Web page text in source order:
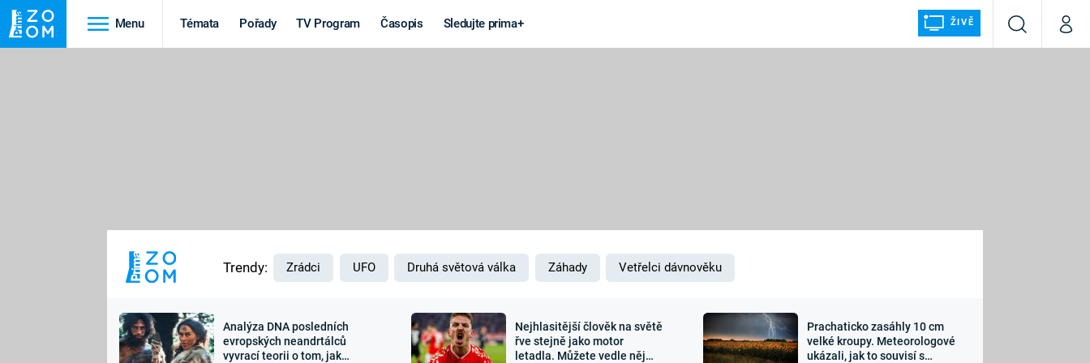
Menu Témata Pořady TV Program Časopis Sledujte prima+ ŽIVĚ
VyhledáváníMůj
MARS
Výročí
Záhady a
Zajímavosti Sledujte nás
Trendy: Zrádci UFO Druhá světová válka Záhady Vetřelci dávnověku
Analýza DNA posledních
evropských neandrtálců
vyvrací teorii o tom, jak
Nejhlasitější člověk na světě
řve stejně jako motor
letadla. Můžete vedle něj
Prachaticko zasáhly 10 cm
velké kroupy. Meteorologové
ukázali, jak to souvisí s